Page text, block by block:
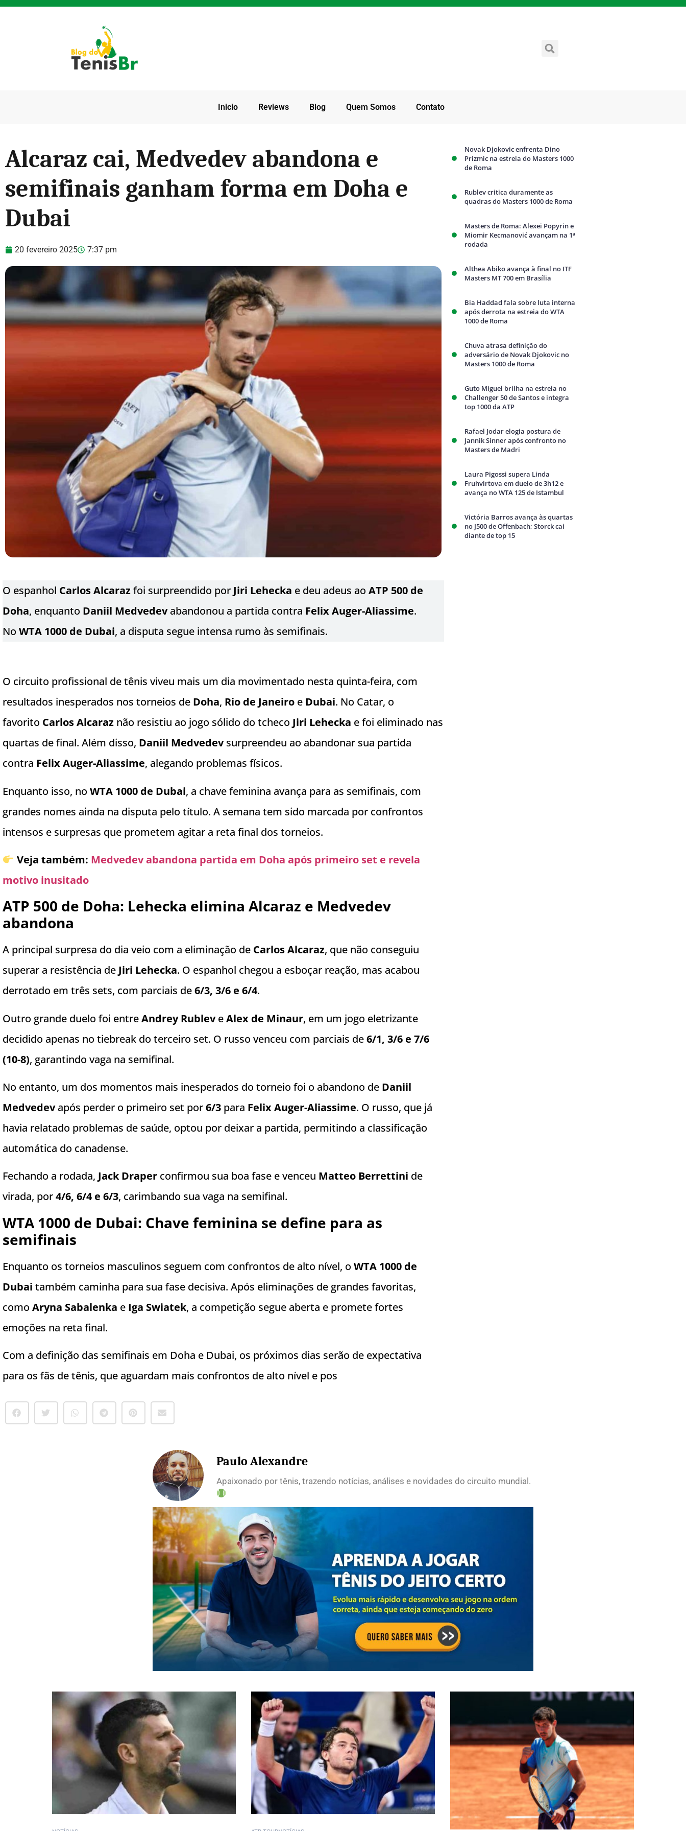
Inicio Reviews Blog Quem Somos Contato
Alcaraz cai, Medvedev abandona e
semifinais ganham forma em Doha e
Dubai
20 fevereiro 2025 7:37 pm
O espanhol Carlos Alcarazfoi surpreendido por Jiri Lehecka e deu adeus ao ATP 500 de
Doha, enquanto Daniil Medvedevabandonou a partida contra Felix Auger-Aliassime.
No WTA 1000 de Dubai, a disputa segue intensa rumo às semifinais.
O circuito profissional de tênis viveu mais um dia movimentado nesta quinta-feira, com
resultados inesperados nos torneios de Doha, Rio de Janeiro e Dubai. No Catar, o
favorito Carlos Alcaraz não resistiu ao jogo sólido do tcheco Jiri Lehecka e foi eliminado nas
quartas de final. Além disso, Daniil Medvedevsurpreendeu ao abandonar sua partida
contra Felix Auger-Aliassime, alegando problemas físicos.
Enquanto isso, no WTA 1000 de Dubai, a chave feminina avança para as semifinais, com
grandes nomes ainda na disputa pelo título. A semana tem sido marcada por confrontos
intensos e surpresas que prometem agitar a reta final dos torneios.
Veja também: Medvedev abandona partida em Doha após primeiro set e revela
motivo inusitado
ATP 500 de Doha: Lehecka elimina Alcaraz e Medvedev
abandona
A principal surpresa do dia veio com a eliminação de Carlos Alcaraz, que não conseguiu
superar a resistência de Jiri Lehecka. O espanhol chegou a esboçar reação, mas acabou
derrotado em três sets, com parciais de6/3, 3/6 e 6/4.
Outro grande duelo foi entreAndrey RubleveAlex de Minaur, em um jogo eletrizante
decidido apenas no tiebreak do terceiro set. O russo venceu com parciais de6/1, 3/6 e 7/6
(10-8), garantindo vaga na semifinal.
No entanto, um dos momentos mais inesperados do torneio foi o abandono de Daniil
Medvedevapós perder o primeiro set por6/3 para Felix Auger-Aliassime. O russo, que já
havia relatado problemas de saúde, optou por deixar a partida, permitindo a classificação
automática do canadense.
Fechando a rodada, Jack Draper confirmou sua boa fase e venceu Matteo Berrettini de
virada, por4/6, 6/4 e 6/3, carimbando sua vaga na semifinal.
WTA 1000 de Dubai: Chave feminina se define para as
semifinais
Enquanto os torneios masculinos seguem com confrontos de alto nível, o WTA 1000 de
Dubai também caminha para sua fase decisiva. Após eliminações de grandes favoritas,
como Aryna Sabalenka e Iga Swiatek, a competição segue aberta e promete fortes
emoções na reta final.
Com a definição das semifinais em Doha e Dubai, os próximos dias serão de expectativa
para os fãs de tênis, que aguardam mais confrontos de alto nível e pos
Novak Djokovic enfrenta Dino
Prizmic na estreia do Masters 1000
de Roma
Rublev critica duramente as
quadras do Masters 1000 de Roma
Masters de Roma: Alexei Popyrin e
Miomir Kecmanović avançam na 1ª
rodada
Althea Abiko avança à final no ITF
Masters MT 700 em Brasília
Bia Haddad fala sobre luta interna
após derrota na estreia do WTA
1000 de Roma
Chuva atrasa definição do
adversário de Novak Djokovic no
Masters 1000 de Roma
Guto Miguel brilha na estreia no
Challenger 50 de Santos e integra
top 1000 da ATP
Rafael Jodar elogia postura de
Jannik Sinner após confronto no
Masters de Madri
Laura Pigossi supera Linda
Fruhvirtova em duelo de 3h12 e
avança no WTA 125 de Istambul
Victória Barros avança às quartas
no J500 de Offenbach; Storck cai
diante de top 15
Paulo Alexandre
Apaixonado por tênis, trazendo notícias, análises e novidades do circuito mundial.